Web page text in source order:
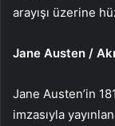
arayışı üzerine
Jane Austen /
Jane Austen’in
imzasıyla